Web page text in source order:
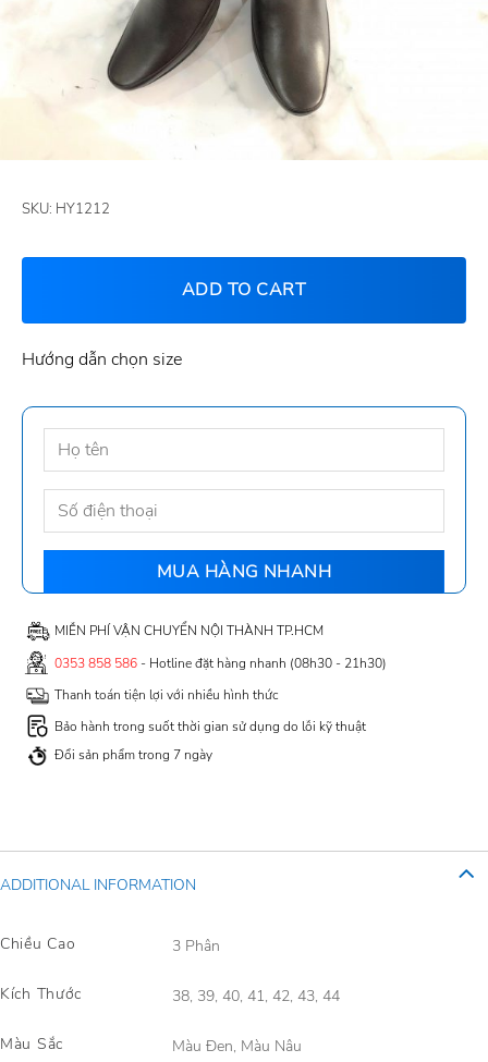
SKU: HY1212
ADD TO CART
Hướng dẫn chọn size
MIỄN PHÍ VẬN CHUYỂN NỘI THÀNH TP.HCM
0353 858 586- Hotline đặt hàng nhanh (08h30 - 21h30)
Thanh toán tiện lợi với nhiều hình thức
Bảo hành trong suốt thời gian sử dụng do lỗi kỹ thuật
Đổi sản phẩm trong 7 ngày
ADDITIONAL INFORMATION
Chiều Cao 3 Phân
Kích Thước 38, 39, 40, 41, 42, 43, 44
Màu Sắc Màu Đen, Màu Nâu